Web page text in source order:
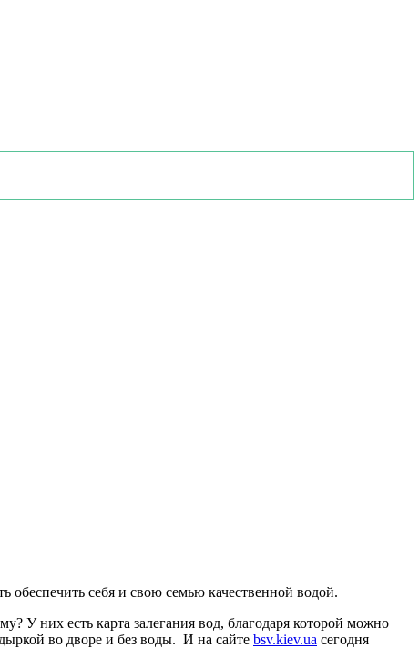
себя и свою семью качественной водой.
У них есть карта залегания вод, благодаря которой можно
во дворе и без воды. И на сайте bsv.kiev.ua сегодня